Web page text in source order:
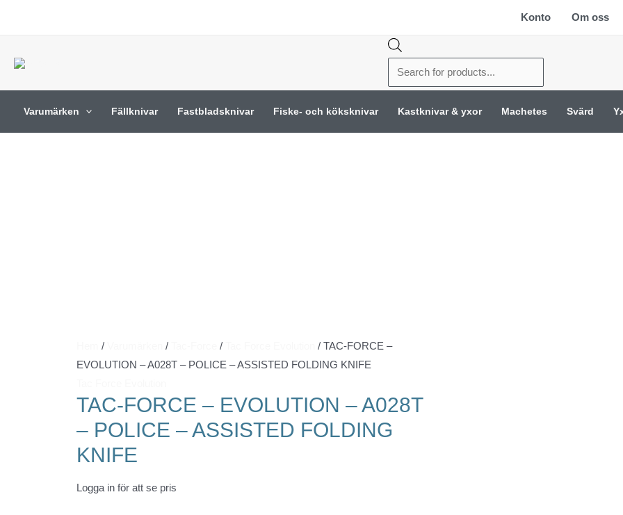
Konto Om oss
search
Varumärken Fällknivar Fastbladsknivar Fiske- och köksknivar Kastknivar & yxor Machetes Svärd
/ / /
/ TAC-FORCE –
EVOLUTION – A028T – POLICE – ASSISTED FOLDING KNIFE
TAC-FORCE – EVOLUTION – A028T
– POLICE – ASSISTED FOLDING
KNIFE
Logga in för att se pris